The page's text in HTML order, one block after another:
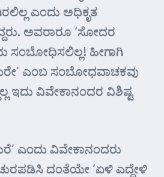
ಎಂದು ಅಧಿಕೃತ
ಅವರಾರೂ ‘ಸೋದರ
ಸಂಬೋಧಿಸಲಿಲ್ಲ! ಹೀಗಾಗಿ
ಎಂಬ ಸಂಬೋಧವಾಚಕವು
ಇದು ವಿವೇಕಾನಂದರ ವಿಶಿಷ್ಟ
ಎಂದು ವಿವೇಕಾನಂದರು
ದಂತೆಯೇ ‘ಏಳಿ ಎದ್ದೇಳಿ